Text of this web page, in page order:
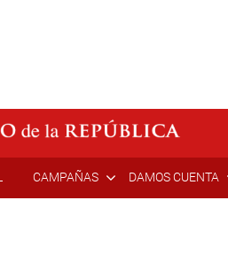
CAMPAÑAS DAMOS CUENTA